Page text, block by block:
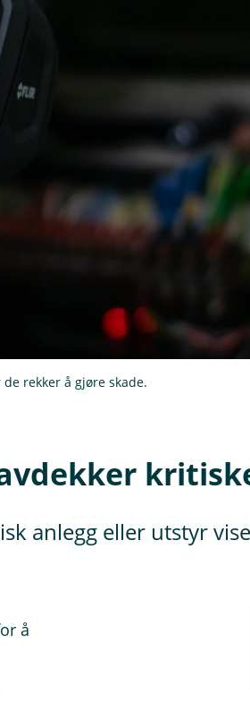
rekker å gjøre skade.
anlegg eller utstyr
å